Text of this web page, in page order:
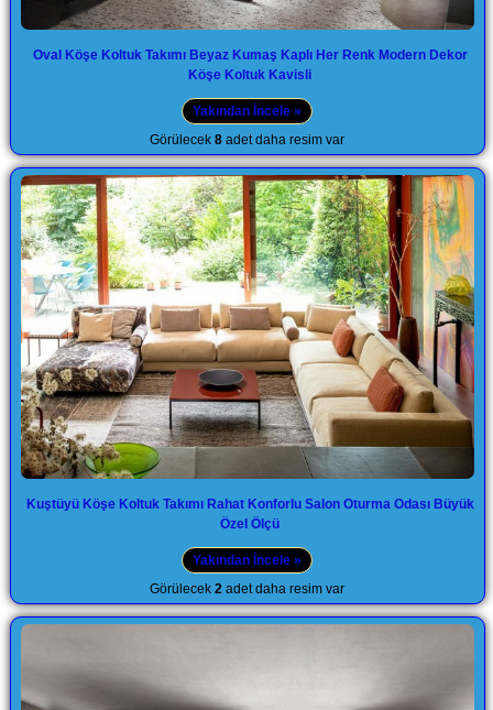
Oval Köşe Koltuk Takımı Beyaz Kumaş Kaplı Her Renk Modern Dekor
Köşe Koltuk Kavisli
Yakından İncele »
Görülecek8 adet daha resim var
Kuştüyü Köşe Koltuk Takımı Rahat Konforlu Salon Oturma Odası Büyük
Özel Ölçü
Yakından İncele »
Görülecek2 adet daha resim var